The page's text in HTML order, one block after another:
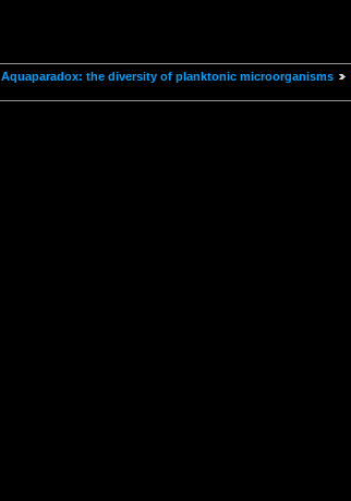
Aquaparadox: the diversity of planktonic microorganisms